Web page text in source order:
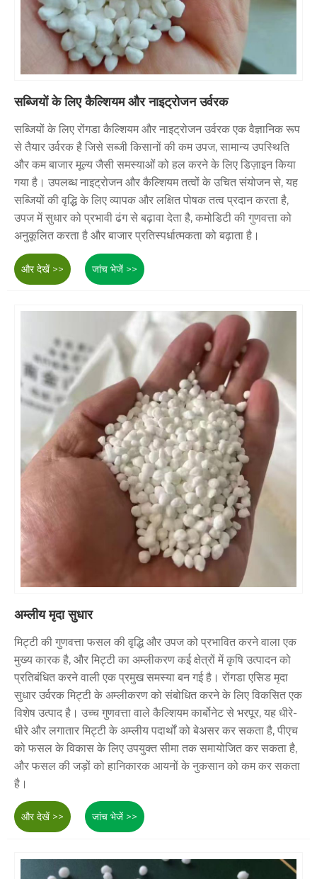
सब्जियों के लिए कैल्शियम और नाइट्रोजन उर्वरक
सब्जियों के लिए रोंगडा कैल्शियम और नाइट्रोजन उर्वरक एक वैज्ञानिक रूप
से तैयार उर्वरक है जिसे सब्जी किसानों की कम उपज, सामान्य उपस्थिति
और कम बाजार मूल्य जैसी समस्याओं को हल करने के लिए डिज़ाइन किया
गया है। उपलब्ध नाइट्रोजन और कैल्शियम तत्वों के उचित संयोजन से, यह
सब्जियों की वृद्धि के लिए व्यापक और लक्षित पोषक तत्व प्रदान करता है,
उपज में सुधार को प्रभावी ढंग से बढ़ावा देता है, कमोडिटी की गुणवत्ता को
अनुकूलित करता है और बाजार प्रतिस्पर्धात्मकता को बढ़ाता है।
और देखें >> जांच भेजें >>
अम्लीय मृदा सुधार
मिट्टी की गुणवत्ता फसल की वृद्धि और उपज को प्रभावित करने वाला एक
मुख्य कारक है, और मिट्टी का अम्लीकरण कई क्षेत्रों में कृषि उत्पादन को
प्रतिबंधित करने वाली एक प्रमुख समस्या बन गई है। रोंगडा एसिड मृदा
सुधार उर्वरक मिट्टी के अम्लीकरण को संबोधित करने के लिए विकसित एक
विशेष उत्पाद है। उच्च गुणवत्ता वाले कैल्शियम कार्बोनेट से भरपूर, यह धीरे-
धीरे और लगातार मिट्टी के अम्लीय पदार्थों को बेअसर कर सकता है, पीएच
को फसल के विकास के लिए उपयुक्त सीमा तक समायोजित कर सकता है,
और फसल की जड़ों को हानिकारक आयनों के नुकसान को कम कर सकता
है।
और देखें >> जांच भेजें >>